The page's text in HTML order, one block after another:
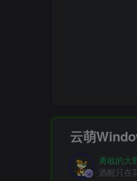
云萌
勇敢的大
酒醒只在